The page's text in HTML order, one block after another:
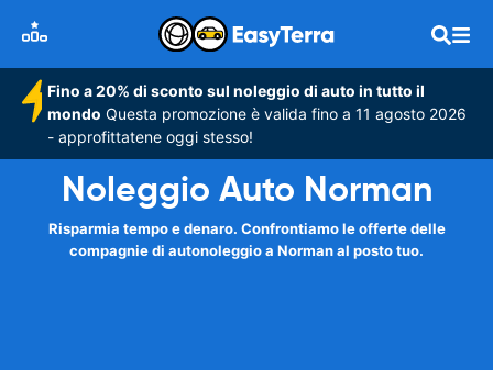
Fino a 20% di sconto sul noleggio di auto in tutto il
mondo Questa promozione è valida fino a 11 agosto 2026
- approfittatene oggi stesso!
Noleggio Auto Norman
Risparmia tempo e denaro. Confrontiamo le offerte delle
compagnie di autonoleggio a Norman al posto tuo.